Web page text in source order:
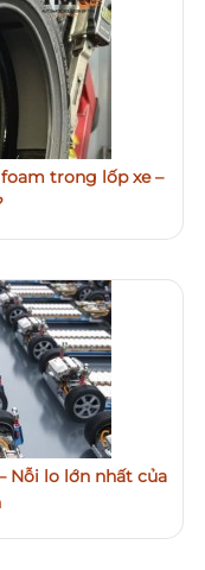
trong lốp xe –
Nỗi lo lớn nhất của